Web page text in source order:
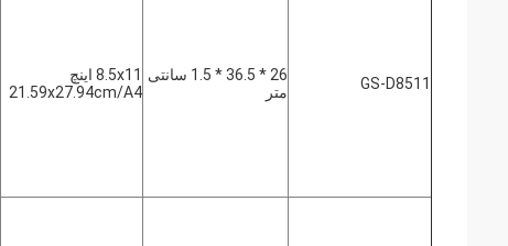
GS-D8511
26 * 36.5 * 1.5 سانتی
متر
8.5x11 اینچ
21.59x27.94cm/A4